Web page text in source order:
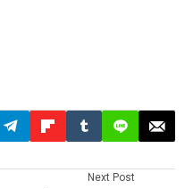
Next Post